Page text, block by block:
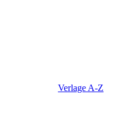
Verlage A-Z